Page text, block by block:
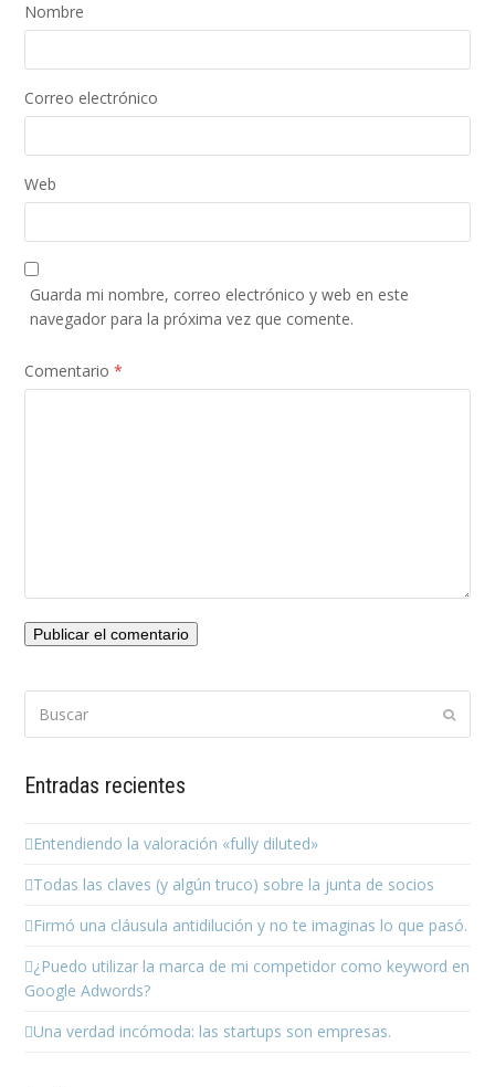
Nombre
Correo electrónico
Web
Guarda mi nombre, correo electrónico y web en este
navegador para la próxima vez que comente.
Comentario*
Enviar
Entradas recientes
Entendiendo la valoración «fully diluted»
Todas las claves (y algún truco) sobre la junta de socios
Firmó una cláusula antidilución y no te imaginas lo que pasó.
¿Puedo utilizar la marca de mi competidor como keyword en
Google Adwords?
Una verdad incómoda: las startups son empresas.